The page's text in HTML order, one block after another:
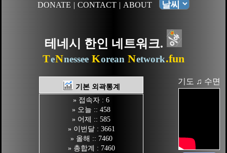
DONATE | CONTACT | ABOUT
테네시 한인 네트워크.
TeNnessee Korean Network.fun
기본 외곽통계
» 접속자 : 6
» 오늘 :: 458
» 어제 :: 585
» 이번달 : 3661
» 올해 :: 7460
» 총합계 : 7460
기도 ♫ 수면